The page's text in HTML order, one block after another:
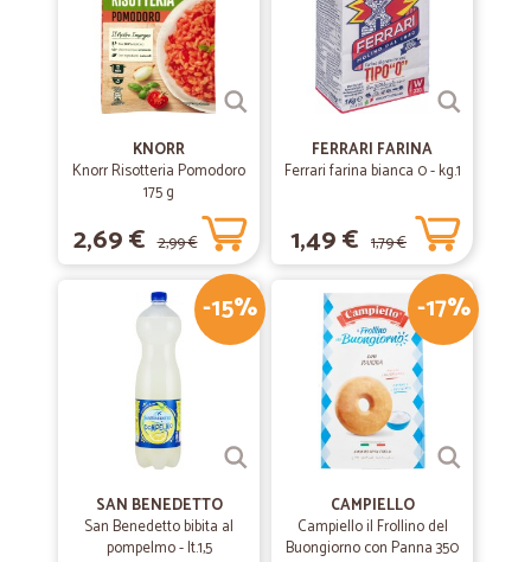
KNORR
Knorr Risotteria Pomodoro
175 g
2,69 € 2,99 €
FERRARI FARINA
Ferrari farina bianca 0 - kg.1
1,49 € 1,79 €
-15%
SAN BENEDETTO
San Benedetto bibita al
pompelmo - lt.1,5
-17%
CAMPIELLO
Campiello il Frollino del
Buongiorno con Panna 350